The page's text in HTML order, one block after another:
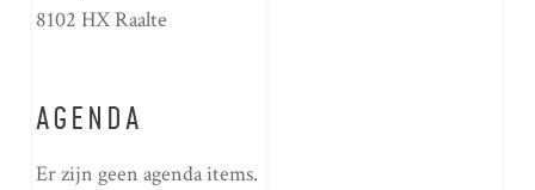
8102 HX Raalte
AGENDA
Er zijn geen agenda items.